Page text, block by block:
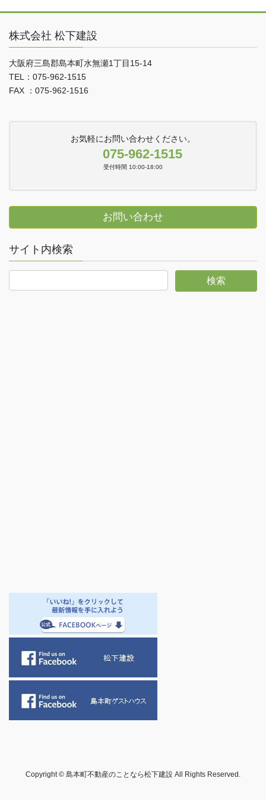
株式会社 松下建設
大阪府三島郡島本町水無瀬1丁目15-14
TEL：075-962-1515
FAX ：075-962-1516
お気軽にお問い合わせください。
075-962-1515
受付時間 10:00-18:00
お問い合わせ
サイト内検索
Copyright © 島本町不動産のことなら松下建設 All Rights Reserved.